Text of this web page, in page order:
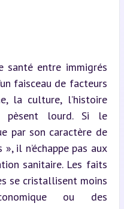
santé entre immigrés
faisceau de facteurs
la culture, l’histoire
pèsent lourd. Si le
par son caractère de
il n’échappe pas aux
sanitaire. Les faits
se cristallisent moins
ou des